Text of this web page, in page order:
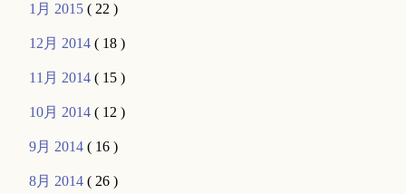
1月 2015( 22 )
12月 2014( 18 )
11月 2014( 15 )
10月 2014( 12 )
9月 2014( 16 )
8月 2014( 26 )